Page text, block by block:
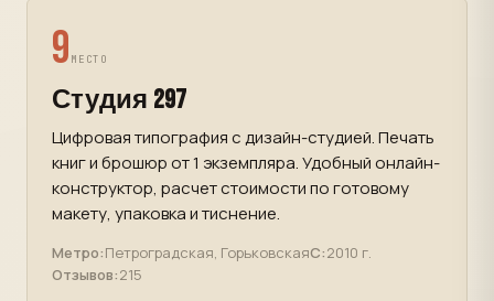
9 МЕСТО
Студия 297
Цифровая типография с дизайн-студией. Печать
книг и брошюр от 1 экземпляра. Удобный онлайн-
конструктор, расчет стоимости по готовому
макету, упаковка и тиснение.
Метро:Петроградская, ГорьковскаяС:2010 г.
Отзывов:215